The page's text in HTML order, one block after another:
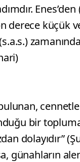
Enes’den
derece küçük
bir topluma
dolayıdır”
günahların